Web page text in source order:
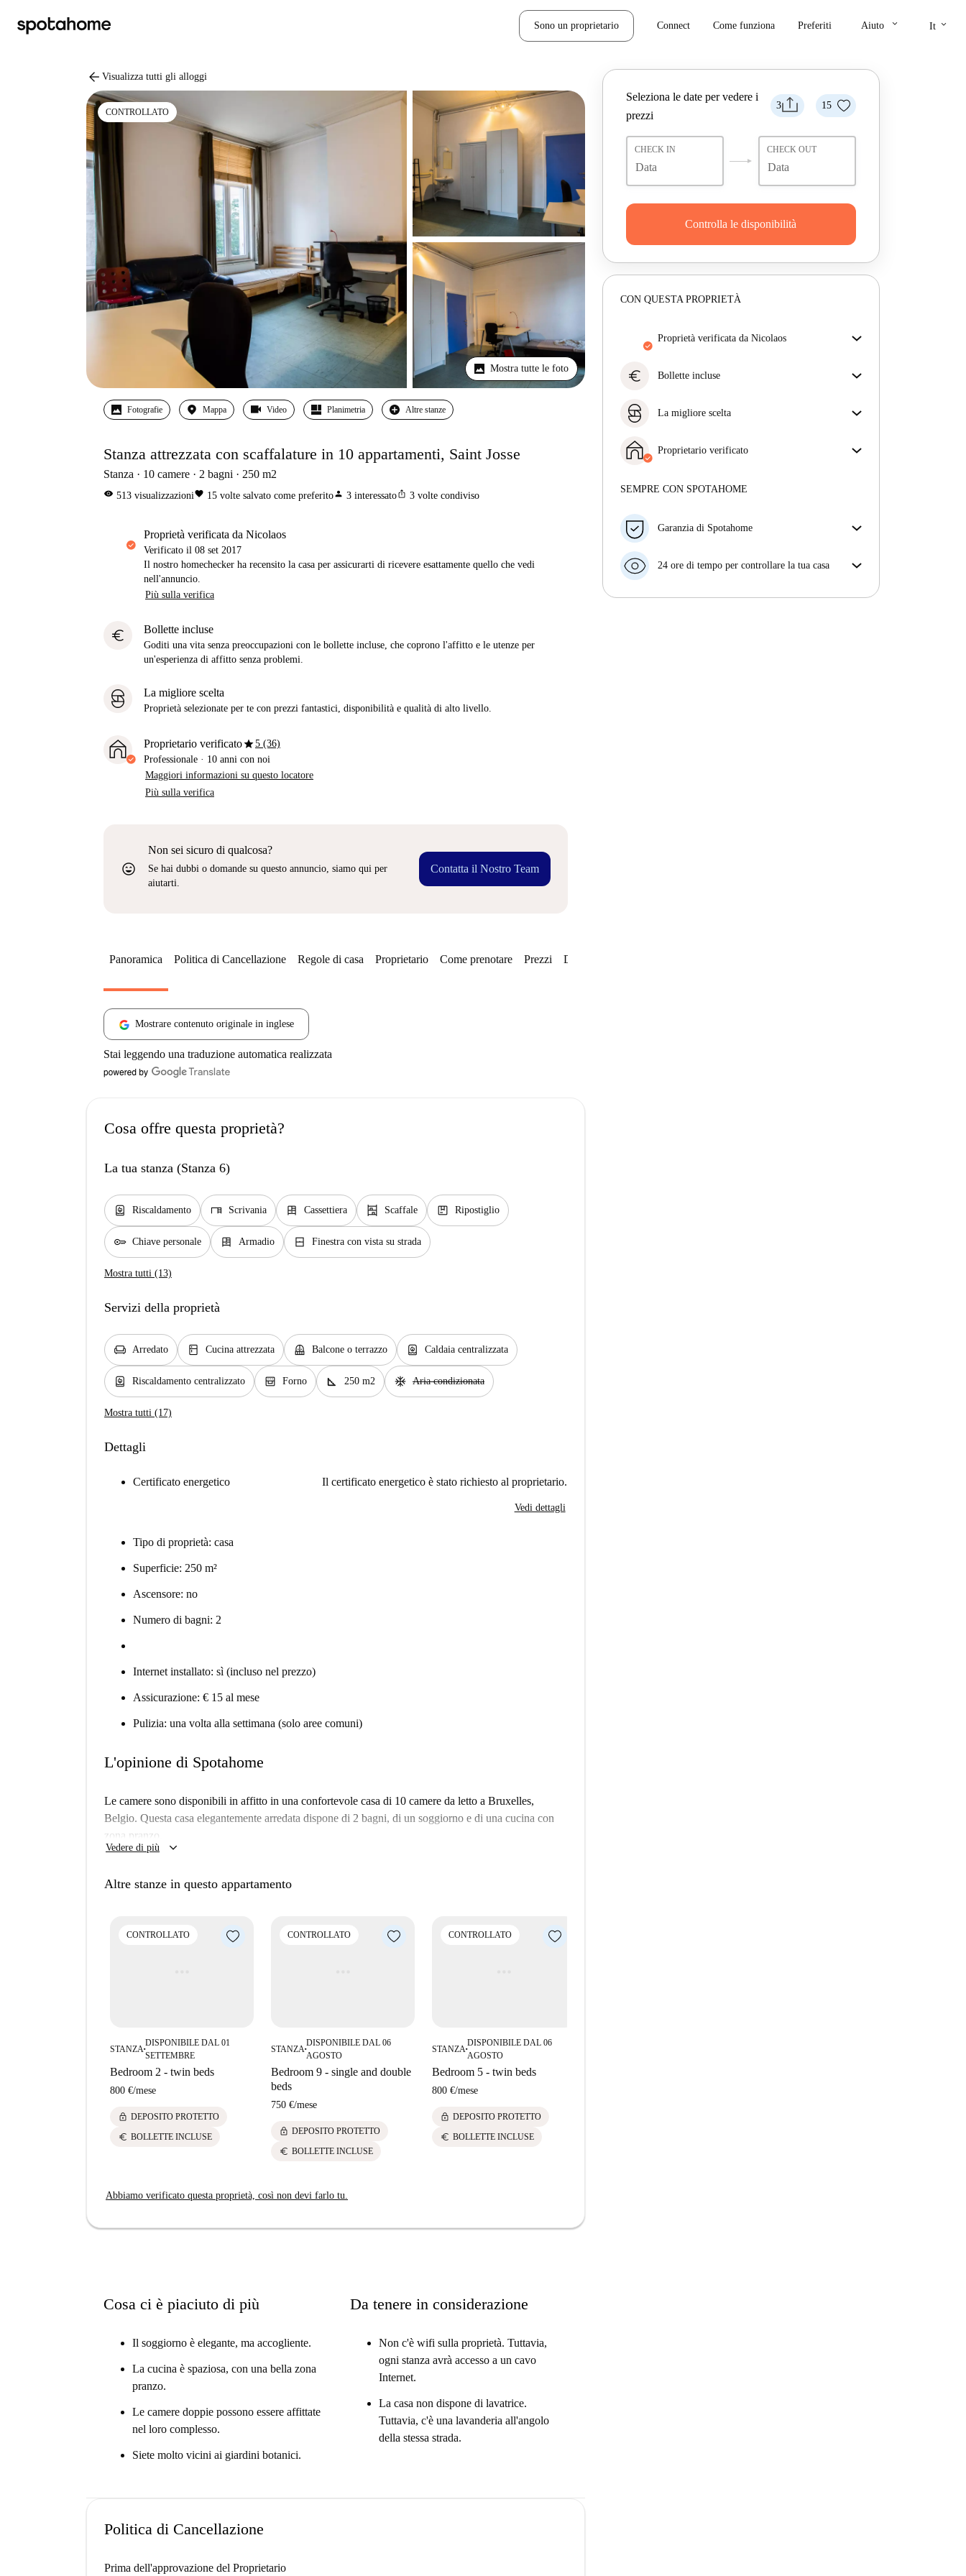
Sono un proprietario Connect Come funziona Preferiti Aiuto keyboard_arrow_down It keyboard_arrow_down
arrow_back Visualizza tutti gli alloggi
CONTROLLATO
Mostra tutte le foto
Fotografie Mappa Video Planimetria Altre stanze
Stanza attrezzata con scaffalature in 10 appartamenti, Saint Josse
Stanza 10 camere 2 bagni 250 m2
visibility 513 visualizzazionifavorite 15 volte salvato come preferitoperson 3 interessatoios_share 3 volte condiviso
proprietà verificata da Nicolaos
Verificato il 08 set 2017
Il nostro homechecker ha recensito la casa per assicurarti di ricevere esattamente quello che vedi
nell'annuncio.
Più sulla verifica
euro Bollette incluse
Goditi una vita senza preoccupazioni con le bollette incluse, che coprono l'affitto e le utenze per
un'esperienza di affitto senza problemi.
La migliore scelta
Proprietà selezionate per te con prezzi fantastici, disponibilità e qualità di alto livello.
Proprietario verificatostar5 (36)
Professionale · 10 anni con noi
Maggiori informazioni su questo locatore
Più sulla verifica
sentiment_very_satisfied
Non sei sicuro di qualcosa?
Se hai dubbi o domande su questo annuncio, siamo qui per
aiutarti.
Contatta il Nostro Team
3 15
Seleziona le date per vedere i
prezzi
CHECK IN CHECK OUT
Controlla le disponibilità
CON QUESTA PROPRIETÀ
proprietà verificata da Nicolaos
assicurarti di ricevere esattamente quello che vedi
Più sulla verifica
euro Bollette incluse
incluse, che coprono l'affitto e le utenze per
La migliore scelta
disponibilità e qualità di alto livello.
Proprietario verificato
Maggiori informazioni su questo locatore
SEMPRE CON SPOTAHOME
Garanzia di Spotahome
con breve preavviso, noi A) ti pagheremo un hotel e
B) ti rimborseremo totalmente
24 ore di tempo per controllare la tua casa
Panoramica Politica di Cancellazione Regole di casa Proprietario Come prenotare Prezzi Disponibilità
Mostrare contenuto originale in inglese
Stai leggendo una traduzione automatica realizzata
Cosa offre questa proprietà?
La tua stanza (Stanza 6)
water_heater Riscaldamento desk Scrivania dresser Cassettiera shelves Scaffale package Ripostiglio
key Chiave personale dresser Armadio window_closed Finestra con vista su strada
Mostra tutti (13)
Servizi della proprietà
chair Arredato kitchen Cucina attrezzata balcony Balcone o terrazzo water_heater Caldaia centralizzata
water_heater Riscaldamento centralizzato oven_gen Forno square_foot 250 m2 ac_unit Aria condizionata
Mostra tutti (17)
Dettagli
Certificato energetico Il certificato energetico è stato richiesto al proprietario.
Vedi dettagli
Tipo di proprietà: casa
Superficie: 250 m²
Ascensore: no
Numero di bagni: 2
Internet installato: sì (incluso nel prezzo)
Assicurazione: € 15 al mese
Pulizia: una volta alla settimana (solo aree comuni)
L'opinione di Spotahome
Le camere sono disponibili in affitto in una confortevole casa di 10 camere da letto a Bruxelles,
Belgio. Questa casa elegantemente arredata dispone di 2 bagni, di un soggiorno e di una cucina con
zona pranzo.
Botanico. Ci sono anche un gran numero di ristoranti della zona, tra cui diversi ristoranti halal.
Vedere di più keyboard_arrow_down
Altre stanze in questo appartamento
CONTROLLATO
STANZA ■
DISPONIBILE DAL 01
SETTEMBRE
Bedroom 2 - twin beds
800 €/mese
lock DEPOSITO PROTETTO
euro BOLLETTE INCLUSE
CONTROLLATO
STANZA ■
DISPONIBILE DAL 06
AGOSTO
Bedroom 9 - single and double
beds
750 €/mese
lock DEPOSITO PROTETTO
euro BOLLETTE INCLUSE
CONTROLLATO
STANZA ■
DISPONIBILE DAL 06
AGOSTO
Bedroom 5 - twin beds
800 €/mese
lock DEPOSITO PROTETTO
euro BOLLETTE INCLUSE
Abbiamo verificato questa proprietà, così non devi farlo tu.
Cosa ci è piaciuto di più
Il soggiorno è elegante, ma accogliente.
La cucina è spaziosa, con una bella zona
pranzo.
Le camere doppie possono essere affittate
nel loro complesso.
Siete molto vicini ai giardini botanici.
Da tenere in considerazione
Non c'è wifi sulla proprietà. Tuttavia,
ogni stanza avrà accesso a un cavo
Internet.
La casa non dispone di lavatrice.
Tuttavia, c'è una lavanderia all'angolo
della stessa strada.
Politica di Cancellazione
Prima dell'approvazione del Proprietario